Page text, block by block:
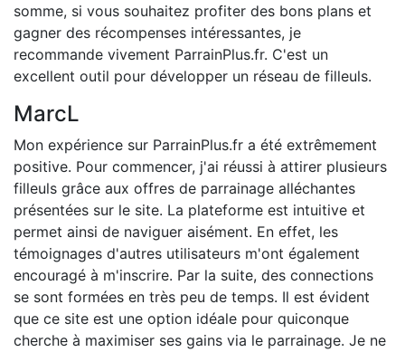
somme, si vous souhaitez profiter des bons plans et
gagner des récompenses intéressantes, je
recommande vivement ParrainPlus.fr. C'est un
excellent outil pour développer un réseau de filleuls.
MarcL
Mon expérience sur ParrainPlus.fr a été extrêmement
positive. Pour commencer, j'ai réussi à attirer plusieurs
filleuls grâce aux offres de parrainage alléchantes
présentées sur le site. La plateforme est intuitive et
permet ainsi de naviguer aisément. En effet, les
témoignages d'autres utilisateurs m'ont également
encouragé à m'inscrire. Par la suite, des connections
se sont formées en très peu de temps. Il est évident
que ce site est une option idéale pour quiconque
cherche à maximiser ses gains via le parrainage. Je ne